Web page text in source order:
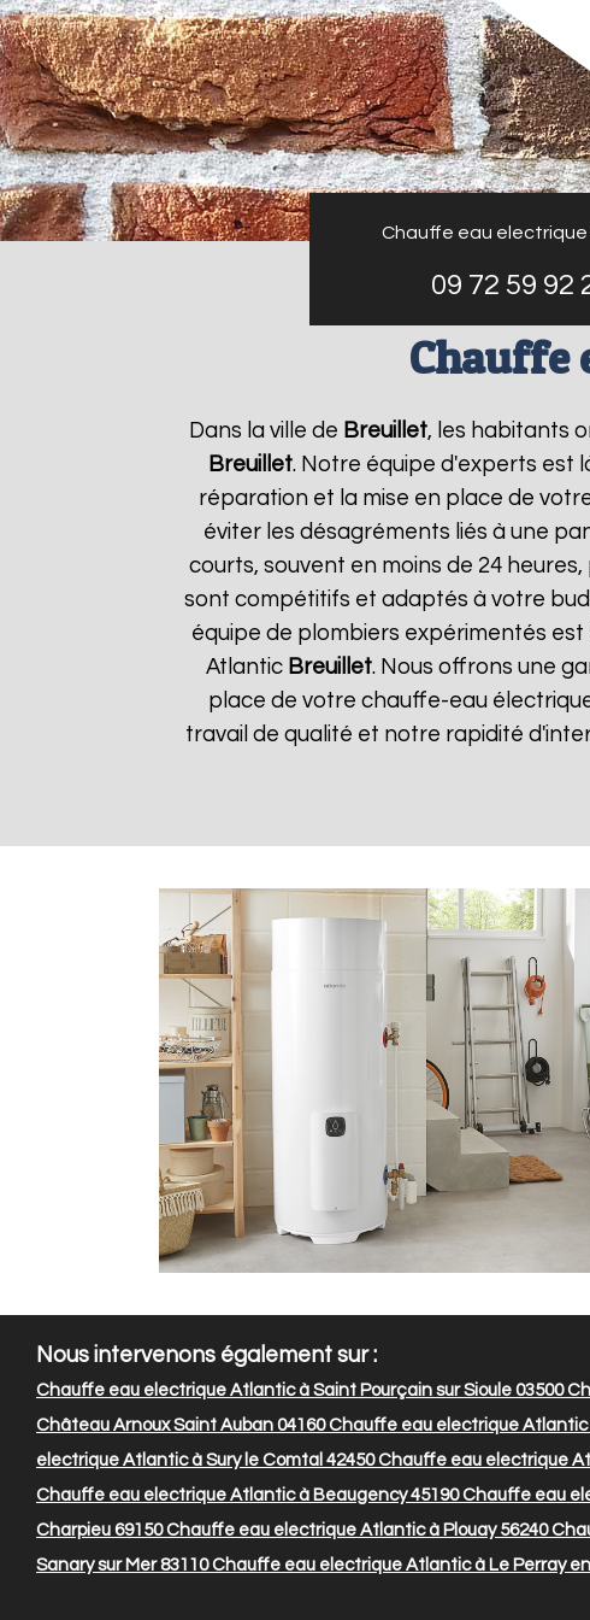
Chauffe eau
09 72 59 92
Chauffe
Dans la ville de Breuillet, les habitants
Breuillet. Notre équipe d'experts est
réparation et la mise en place de
éviter les désagréments liés à une
courts, souvent en moins de 24
sont compétitifs et adaptés à votre
équipe de plombiers expérimentés
Atlantic Breuillet. Nous offrons une
place de votre chauffe-eau
travail de qualité et notre rapidité
Nous intervenons également sur :
Chauffe eau electrique Atlantic à Saint Pourçain sur Sioule 03500
Château Arnoux Saint Auban 04160Chauffe eau electrique Atlantic
electrique Atlantic à Sury le Comtal 42450Chauffe eau electrique
Chauffe eau electrique Atlantic à Beaugency 45190Chauffe eau
Charpieu 69150Chauffe eau electrique Atlantic à Plouay 56240
Sanary sur Mer 83110Chauffe eau electrique Atlantic à Le Perray en